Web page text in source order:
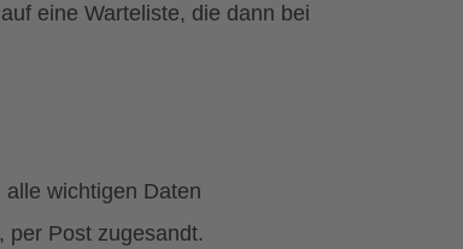
eine Warteliste, die dann bei
wichtigen Daten
per Post zugesandt.